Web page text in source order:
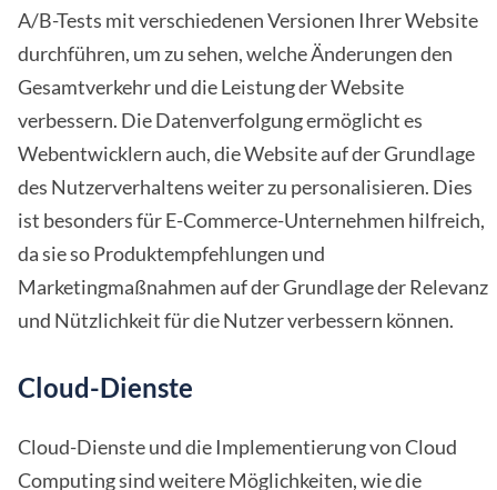
A/B-Tests mit verschiedenen Versionen Ihrer Website
durchführen, um zu sehen, welche Änderungen den
Gesamtverkehr und die Leistung der Website
verbessern. Die Datenverfolgung ermöglicht es
Webentwicklern auch, die Website auf der Grundlage
des Nutzerverhaltens weiter zu personalisieren. Dies
ist besonders für E-Commerce-Unternehmen hilfreich,
da sie so Produktempfehlungen und
Marketingmaßnahmen auf der Grundlage der Relevanz
und Nützlichkeit für die Nutzer verbessern können.
Cloud-Dienste
Cloud-Dienste und die Implementierung von Cloud
Computing sind weitere Möglichkeiten, wie die